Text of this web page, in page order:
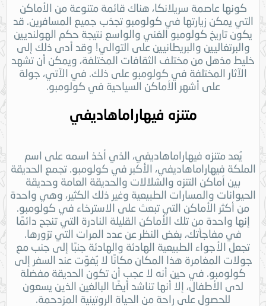
كونها عاصمة سريلانكا، هناك قائمة متنوعة من الأماكن
التي يمكن زيارتها في كولومبو تجذب جميع المسافرين. قد
يكون تاريخ كولومبو الغني والواسع نتيجة حكم الهولنديين
والبرتغاليين والبريطانيين على التوالي! وقد أدى ذلك إلى
خليط مذهل من مختلف الثقافات المختلفة، ويمكن أن تشهد
الآثار المختلفة في كولومبو على ذلك. في الآتي، جولة
على أشهر الأماكن السياحية في كولومبو.
متنزه فيهاراماهاديفي
يُعد متنزه فيهاراماهاديفي، الذي أخذ اسمه على اسم
الملكة فيهاراماهاديفي، الأكبر في كولومبو. تجمع الحديقة
بين أماكن التنزه والشلالات والحديقة العامة وحديقة
الحيوانات والمسارات الطبيعية وغير ذلك الكثير، وهي واحدة
من أكثر الأماكن التي تبعث على الاسترخاء في كولومبو.
إنها واحدة من تلك الأماكن القليلة النادرة التي تنجح دائمًا
في مفاجأتك، بغض النظر عن عدد المرات التي تزورها.
تجعل الأجواء الطبيعية الهادئة والهادئة جنبًا إلى جنب مع
جولات المغامرة هذا المكان مكانًا لا يُفوّت عند السفر إلى
كولومبو. في حين أنه لا عجب أن تكون الحديقة مفضلة
لدى الأطفال، إلا أنها تناشد أيضًا البالغين الذين يسعون
للحصول على راحة من الحياة الروتينية المزدحمة.